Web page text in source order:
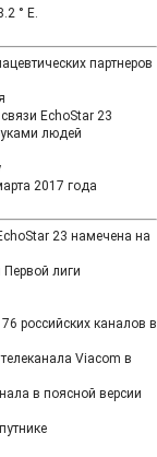
° Е.
партнеров
EchoStar 23
людей
2017 года
23 намечена на
Первой лиги
российских каналов в
Viacom в
в поясной версии